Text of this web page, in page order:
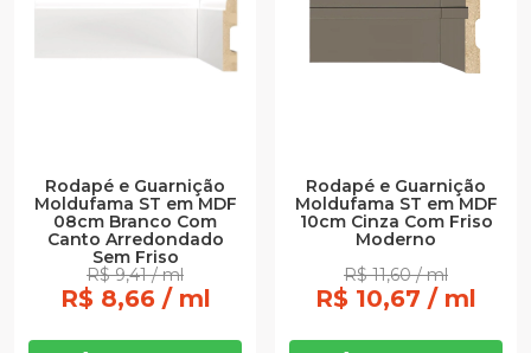
Rodapé e Guarnição
Moldufama ST em MDF
08cm Branco Com
Canto Arredondado
Sem Friso
R$ 9,41 / ml
R$ 8,66 / ml
Rodapé e Guarnição
Moldufama ST em MDF
10cm Cinza Com Friso
Moderno
R$ 11,60 / ml
R$ 10,67 / ml